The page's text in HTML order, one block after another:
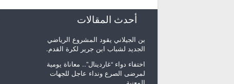
أحدث المقالات
بن الجيلاني يقود المشروع الرياضي
الجديد لشباب ابن جرير لكرة القدم.
اختفاء دواء “غاردينال”.. معاناة يومية
لمرضى الصرع ونداء عاجل للجهات